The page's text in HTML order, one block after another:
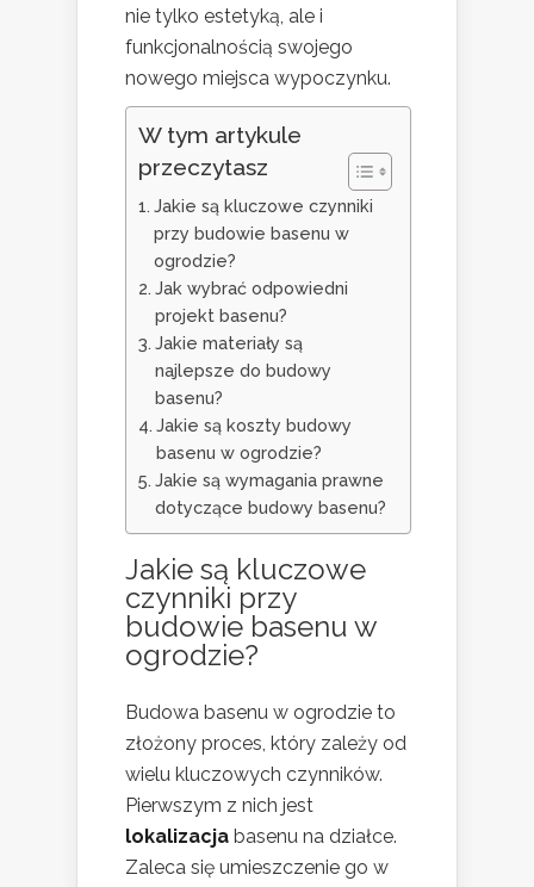
nie tylko estetyką, ale i
funkcjonalnością swojego
nowego miejsca wypoczynku.
W tym artykule
przeczytasz
Jakie są kluczowe czynniki
przy budowie basenu w
ogrodzie?
Jak wybrać odpowiedni
projekt basenu?
Jakie materiały są
najlepsze do budowy
basenu?
Jakie są koszty budowy
basenu w ogrodzie?
Jakie są wymagania prawne
dotyczące budowy basenu?
Jakie są kluczowe
czynniki przy
budowie basenu w
ogrodzie?
Budowa basenu w ogrodzie to
złożony proces, który zależy od
wielu kluczowych czynników.
Pierwszym z nich jest
lokalizacja basenu na działce.
Zaleca się umieszczenie go w